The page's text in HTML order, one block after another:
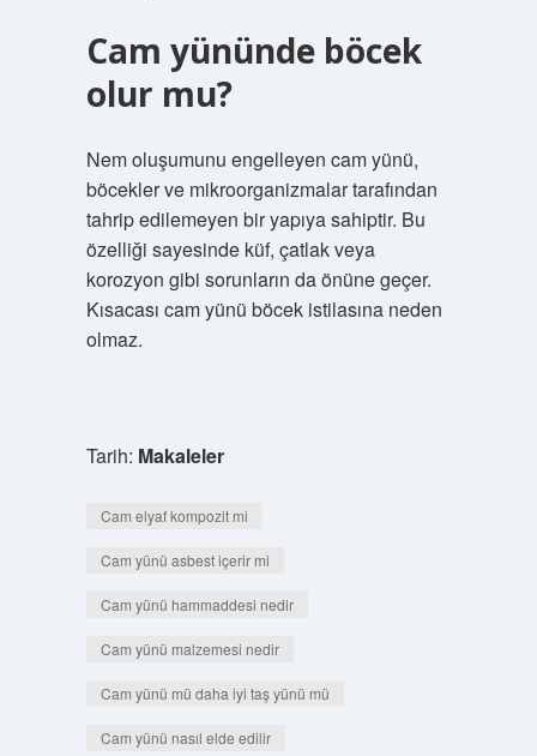
Cam yününde böcek
olur mu?
Nem oluşumunu engelleyen cam yünü,
böcekler ve mikroorganizmalar tarafından
tahrip edilemeyen bir yapıya sahiptir. Bu
özelliği sayesinde küf, çatlak veya
korozyon gibi sorunların da önüne geçer.
Kısacası cam yünü böcek istilasına neden
olmaz.
Tarih: Makaleler
Cam elyaf kompozit mi
Cam yünü asbest içerir mi
Cam yünü hammaddesi nedir
Cam yünü malzemesi nedir
Cam yünü mü daha iyi taş yünü mü
Cam yünü nasıl elde edilir